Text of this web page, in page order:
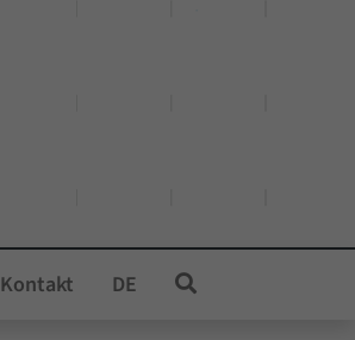
Kontakt DE